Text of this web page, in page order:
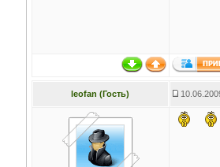
leofan (Гость)